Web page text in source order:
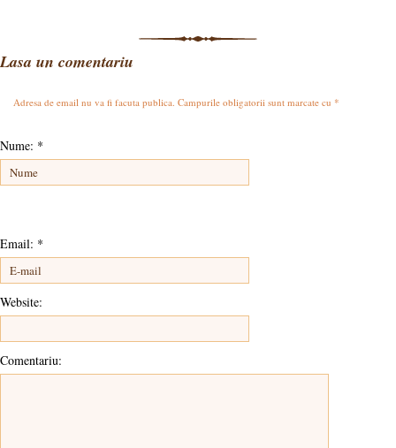
Lasa un comentariu
Adresa de email nu va fi facuta publica. Campurile obligatorii sunt marcate cu *
Nume: *
Email: *
Website:
Comentariu: